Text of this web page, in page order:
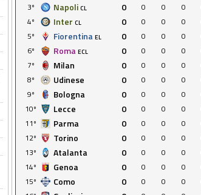
3º
Napoli CL 0 0 0 0
4º
Inter CL 0 0 0 0
5º
Fiorentina EL 0 0 0 0
6º
Roma ECL 0 0 0 0
7º
Milan 0 0 0 0
8º
Udinese 0 0 0 0
9º
Bologna 0 0 0 0
10º
Lecce 0 0 0 0
11º
Parma 0 0 0 0
12º
Torino 0 0 0 0
13º
Atalanta 0 0 0 0
14º
Genoa 0 0 0 0
15º
Como 0 0 0 0